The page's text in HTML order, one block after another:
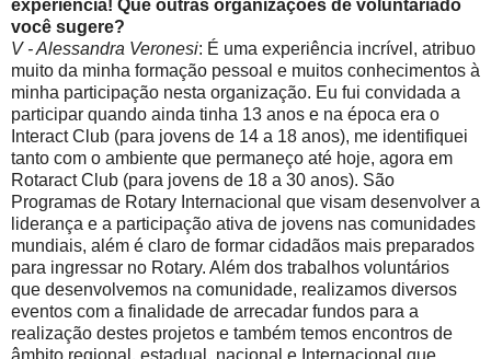
experiência! Que outras organizações de voluntariado
você sugere?
V - Alessandra Veronesi: É uma experiência incrível, atribuo
muito da minha formação pessoal e muitos conhecimentos à
minha participação nesta organização. Eu fui convidada a
participar quando ainda tinha 13 anos e na época era o
Interact Club (para jovens de 14 a 18 anos), me identifiquei
tanto com o ambiente que permaneço até hoje, agora em
Rotaract Club (para jovens de 18 a 30 anos). São
Programas de Rotary Internacional que visam desenvolver a
liderança e a participação ativa de jovens nas comunidades
mundiais, além é claro de formar cidadãos mais preparados
para ingressar no Rotary. Além dos trabalhos voluntários
que desenvolvemos na comunidade, realizamos diversos
eventos com a finalidade de arrecadar fundos para a
realização destes projetos e também temos encontros de
âmbito regional, estadual, nacional e Internacional que